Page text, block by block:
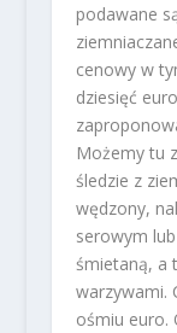
podawane
cenowy w
dziesięć
Możemy tu
śledzie z
wędzony,
serowym
śmietaną, a
warzywami.
ośmiu euro.